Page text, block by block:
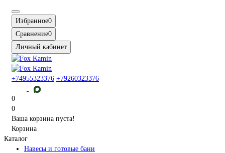
Избранное0
Сравнение0
Личный кабинет
+74955323376 +79260323376
0
0
Ваша корзина пуста!
Корзина
Каталог
Навесы и готовые бани